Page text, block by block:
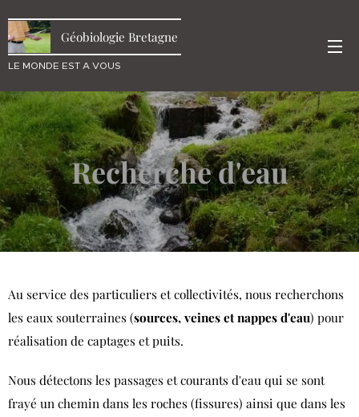
Géobiologie Bretagne
LE MONDE EST A VOUS
Recherche d'eau
Au service des particuliers et collectivités, nous recherchons
les eaux souterraines (sources, veines et nappes d'eau) pour
réalisation de captages et puits.
Nous détectons les passages et courants d'eau qui se sont
frayé un chemin dans les roches (fissures) ainsi que dans les